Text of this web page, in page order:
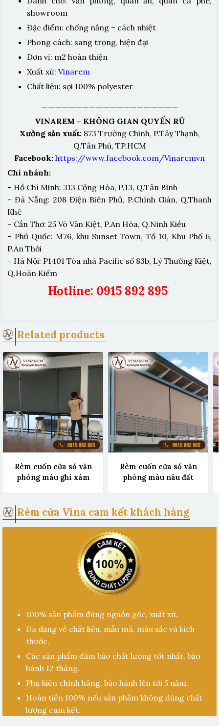
showroom
Đặc điểm: chống nắng – cách nhiệt
Phong cách: sang trọng, hiện đại
Đơn vị: m2 hoàn thiện
Xuất xứ: Vinarem
Chất liệu: sợi 100% polyester
————————————————————
VINAREM – KHÔNG GIAN QUYẾN RŨ
Xưởng sản xuất:873 Trường Chinh, P.Tây Thạnh,
Q.Tân Phú, TP.HCM
Facebook: https://www.facebook.com/Vinaremvn
Chi nhánh:
– Hồ Chí Minh: 313 Cộng Hòa, P.13, Q.Tân Bình
– Đà Nẵng: 208 Điện Biên Phủ, P.Chính Gián, Q.Thanh
Khê
– Cần Thơ: 25 Võ Văn Kiệt, P.An Hòa, Q.Ninh Kiều
– Phú Quốc: M76, khu Sunset Town, Tổ 10, Khu Phố 6,
P.An Thới
– Hà Nội: P1401 Tòa nhà Pacific số 83b, Lý Thường Kiệt,
Q.Hoàn Kiếm
Hotline: 0915 892 895
Related products
Rèm cuốn cửa sổ văn
phòng màu ghi xám
Rèm cuốn cửa sổ văn
phòng màu nâu đất
Rèm cửa Vina cam kết khách hàng
100% sản phẩm đúng nguồn gốc, xuất xứ.
Đa dạng về chất liệu, mẫu mã, màu sắc và kích
thước.
Các sản phẩm đảm bảo chất lượng tốt nhất, bảo
hành 12 tháng.
Phụ kiện chính hãng, bảo hành lên tới 5 năm.
Hoàn tiền 100% nếu sản phẩm không đúng chất
lượng cam kết.